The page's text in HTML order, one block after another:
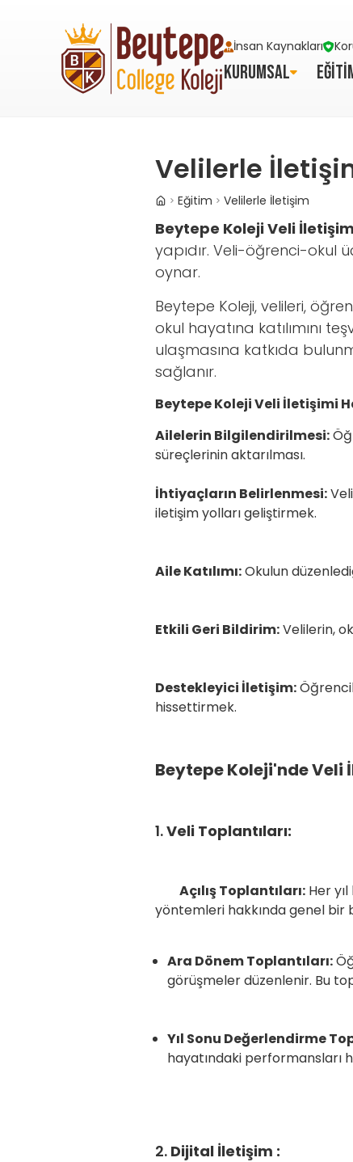
İnsan Kaynakları
KURUMSAL
Velilerle
Eğitim Velilerle İletişim
Beytepe Koleji Veli
yapıdır. Veli-öğrenci-okul
oynar.
Beytepe Koleji, velileri,
okul hayatına katılımını
ulaşmasına katkıda
sağlanır.
Beytepe Koleji Veli İletişimi
Ailelerin Bilgilendirilmesi:
İhtiyaçların Belirlenmesi:
Aile Katılımı:Okulun
Etkili Geri Bildirim:Velilerin,
Destekleyici İletişim:
hissettirmek.
Beytepe Koleji'nde
1.Veli Toplantıları:
Açılış Toplantıları: Her
yöntemleri
Ara Dönem Toplantıları:
görüşmeler düzenlenir. Bu
Yıl Sonu Değerlendirme
hayatındaki performansları
2. Dijital İletişim :